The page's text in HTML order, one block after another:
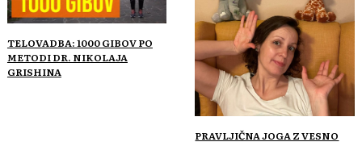
TELOVADBA: 1000 GIBOV PO
METODI DR. NIKOLAJA
GRISHINA
PRAVLJIČNA JOGA Z VESNO